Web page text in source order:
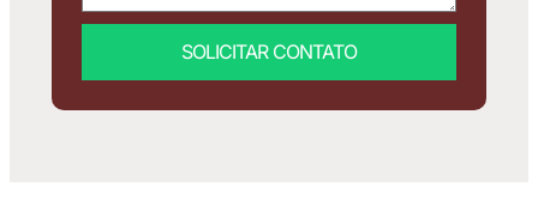
SOLICITAR CONTATO